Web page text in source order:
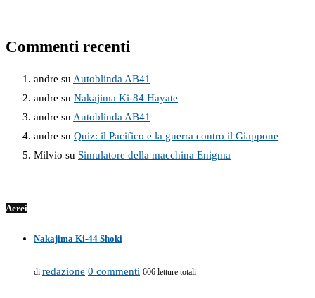
Commenti recenti
andre su Autoblinda AB41
andre su Nakajima Ki-84 Hayate
andre su Autoblinda AB41
andre su Quiz: il Pacifico e la guerra contro il Giappone
Milvio su Simulatore della macchina Enigma
Aerei
Nakajima Ki-44 Shoki
di redazione 0 commenti 606 letture totali